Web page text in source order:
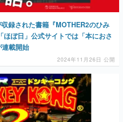
録された書籍『MOTHER2のひみ
ぼ日」公式サイトでは「本におさ
連載開始
2024年11月26日 公開